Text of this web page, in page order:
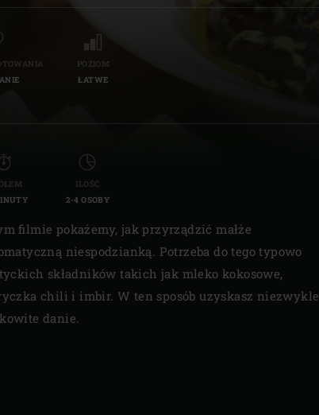
Znajdź dealera
| España
(French) | Schweiz (Français)
| Schweiz
POZIOM
ŁATWE
ILOŚĆ
2-4 OSOBY
filmie pokażemy, jak przyrządzić małże
niespodzianką. Potrzeba do tego typowo
składników takich jak mleko kokosowe,
chili i imbir. W ten sposób uzyskasz niezwykle
danie.